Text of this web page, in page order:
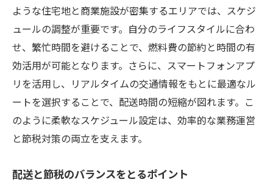
ような住宅地と商業施設が密集するエリアでは、スケジ
ュールの調整が重要です。自分のライフスタイルに合わ
せ、繁忙時間を避けることで、燃料費の節約と時間の有
効活用が可能となります。さらに、スマートフォンアプ
リを活用し、リアルタイムの交通情報をもとに最適なル
ートを選択することで、配送時間の短縮が図れます。こ
のように柔軟なスケジュール設定は、効率的な業務運営
と節税対策の両立を支えます。
配送と節税のバランスをとるポイント